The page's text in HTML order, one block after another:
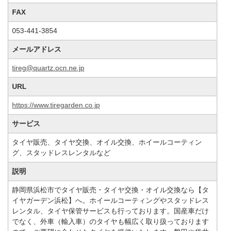
FAX
053-441-3854
メールアドレス
tireg@quartz.ocn.ne.jp
URL
https://www.tiregarden.co.jp
サービス
タイヤ販売、タイヤ交換、オイル交換、ホイールコーティン
グ、スタッドレスレンタルなど
説明
静岡県浜松市でタイヤ販売・タイヤ交換・オイル交換なら【タ
イヤガーデン浜松】へ。ホイールコーティングやスタッドレス
レンタル、タイヤ保管サービスも行っております。国産車だけ
でなく、外車（輸入車）のタイヤも幅広く取り扱っております